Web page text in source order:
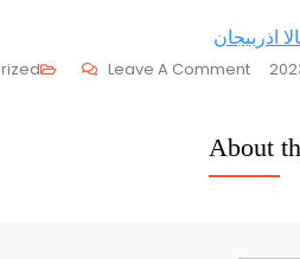
اذربيجان
Leave A Comment
On
About